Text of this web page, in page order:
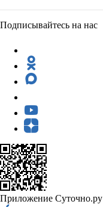
Подписывайтесь на нас
Приложение Суточно.ру